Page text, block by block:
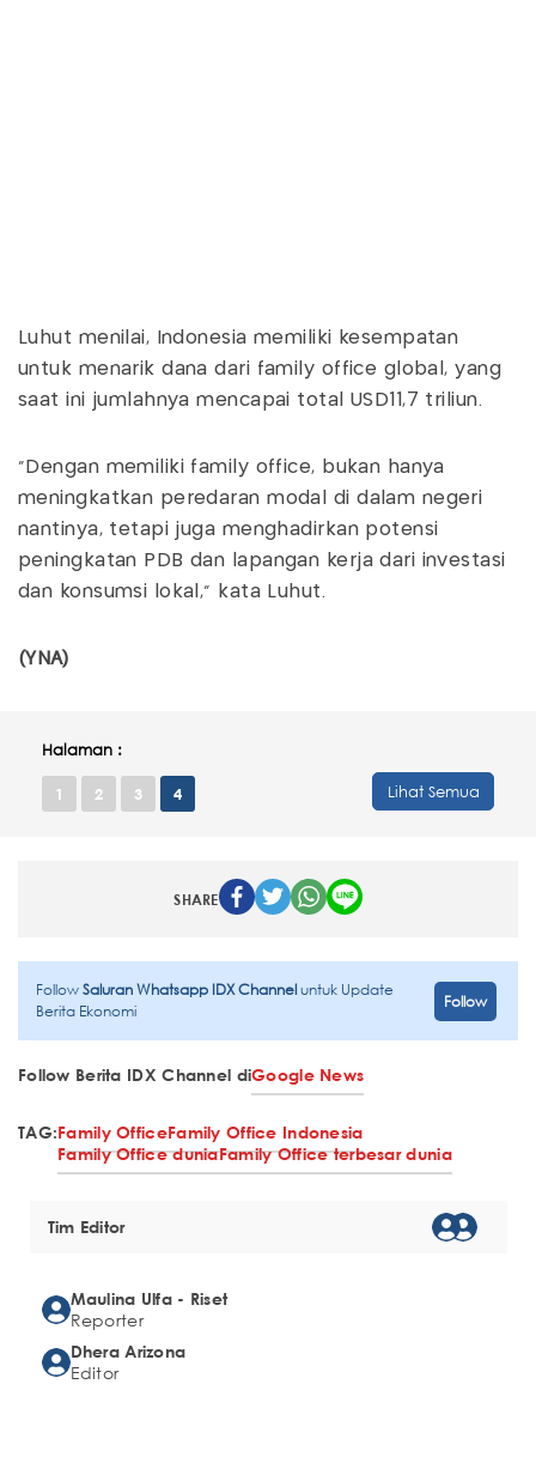
Luhut menilai, Indonesia memiliki kesempatan
untuk menarik dana dari family office global, yang
saat ini jumlahnya mencapai total USD11,7 triliun.
"Dengan memiliki family office, bukan hanya
meningkatkan peredaran modal di dalam negeri
nantinya, tetapi juga menghadirkan potensi
peningkatan PDB dan lapangan kerja dari investasi
dan konsumsi lokal," kata Luhut.
(YNA)
Halaman :
1 2 3 4 Lihat Semua
SHARE
FollowSaluran Whatsapp IDX Channeluntuk Update
Berita Ekonomi
Follow
Follow Berita IDX Channel diGoogle News
TAG:Family OfficeFamily Office Indonesia
Family Office duniaFamily Office terbesar dunia
Tim Editor
Maulina Ulfa - Riset
Reporter
Dhera Arizona
Editor